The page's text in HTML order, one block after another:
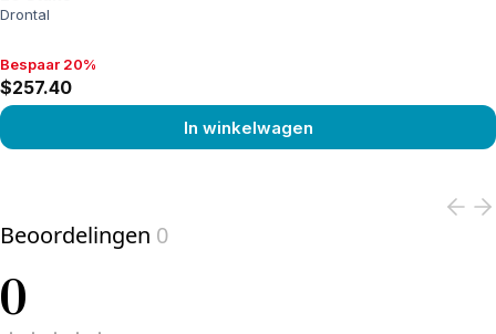
Drontal
Bespaar 20%, $257.40
Bespaar 20%
$257.40
In winkelwagen
Beoordelingen 0
0